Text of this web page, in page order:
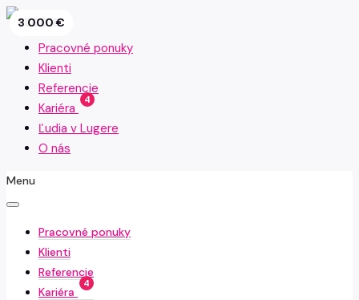
Pracovné ponuky
Klienti
Referencie
Kariéra
4
Ľudia v Lugere
O nás
Menu
Pracovné ponuky
Klienti
Referencie
Kariéra
4
2 000 €
2 000 €
2 800 €
2 300 €
3 500 €
5 000 €
2 250 €
1 800 €
3 000 €